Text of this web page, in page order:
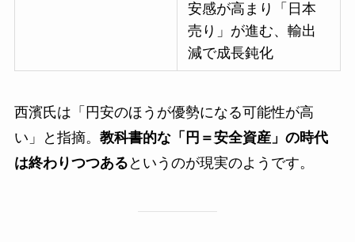
安感が高まり「日本
売り」が進む、輸出
減で成長鈍化
西濱氏は「円安のほうが優勢になる可能性が高
い」と指摘。 教科書的な「円＝安全資産」の時代
は終わりつつある というのが現実のようです。